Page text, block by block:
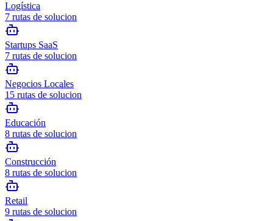
Logística
7 rutas de solucion
Startups SaaS
7 rutas de solucion
Negocios Locales
15 rutas de solucion
Educación
8 rutas de solucion
Construcción
8 rutas de solucion
Retail
9 rutas de solucion